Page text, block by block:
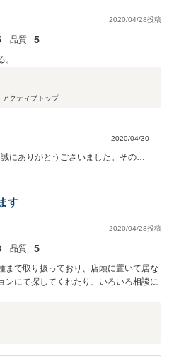
2020/04/28投稿
品質 : 5
クティブトップ
2020/04/30
にありがとうございました。その後
ております。 何かお困りの際はぜひ
後とも、どうぞ宜しくお願い致しま
す
2020/04/28投稿
品質 : 5
まで取り扱っており、店頭に置いて居な
ンにて探してくれたり、いろいろ相談に